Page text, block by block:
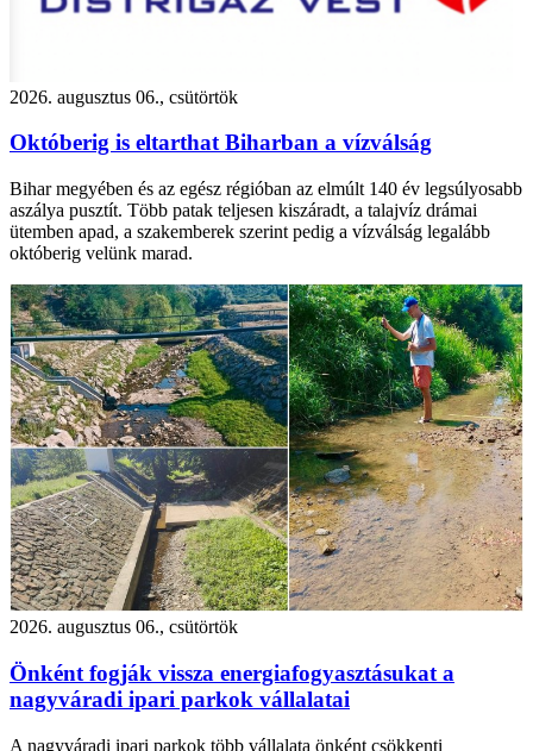
2026. augusztus 06., csütörtök
Októberig is eltarthat Biharban a vízválság
Bihar megyében és az egész régióban az elmúlt 140 év legsúlyosabb
aszálya pusztít. Több patak teljesen kiszáradt, a talajvíz drámai
ütemben apad, a szakemberek szerint pedig a vízválság legalább
októberig velünk marad.
2026. augusztus 06., csütörtök
Önként fogják vissza energiafogyasztásukat a
nagyváradi ipari parkok vállalatai
A nagyváradi ipari parkok több vállalata önként csökkenti